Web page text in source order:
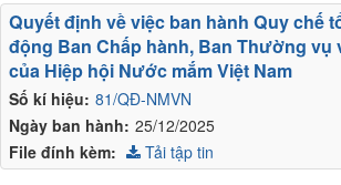
Số kí hiệu: 81/QĐ-NMVN
Ngày ban hành: 25/12/2025
Quyết định về việc ban hành Quy chế
động Ban Chấp hành, Ban Thường vụ
của Hiệp hội Nước mắm Việt Nam
File đính kèm: Tải tập tin